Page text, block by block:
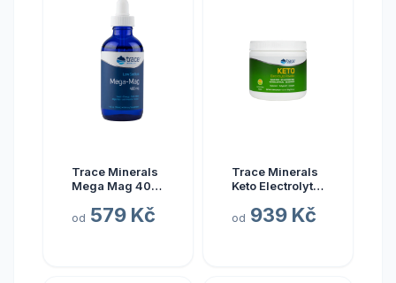
Trace Minerals
Mega Mag 400
elektrolyty, 118
od 579 Kč
Trace Minerals
Keto Electrolyte
elektrolyty v
od 939 Kč